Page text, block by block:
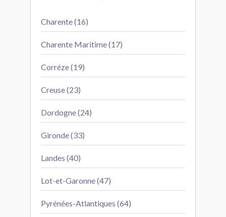
Charente (16)
Charente Maritime (17)
Corréze (19)
Creuse (23)
Dordogne (24)
Gironde (33)
Landes (40)
Lot-et-Garonne (47)
Pyrénées-Atlantiques (64)